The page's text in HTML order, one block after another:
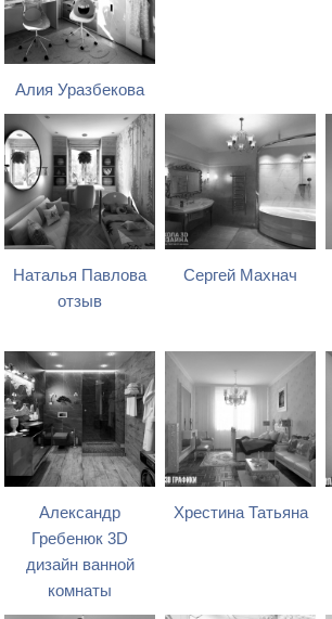
Алия Уразбекова
Наталья Павлова
отзыв
Сергей Махнач
Александр
Гребенюк 3D
дизайн ванной
комнаты
Хрестина Татьяна